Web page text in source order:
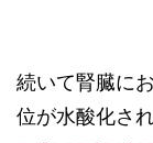
続いて腎臓に
位が水酸化さ